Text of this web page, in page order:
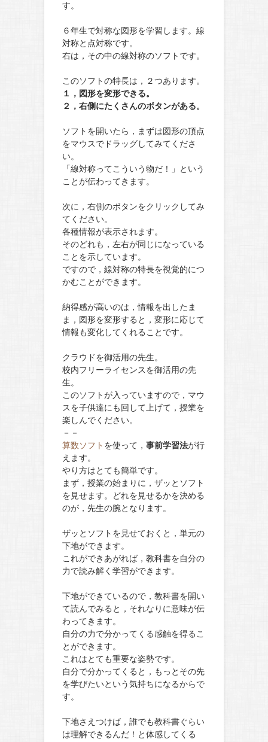
す。
６年生で対称な図形を学習します。線
対称と点対称です。
右は，その中の線対称のソフトです。
このソフトの特長は，２つあります。
１，図形を変形できる。
２，右側にたくさんのボタンがある。
ソフトを開いたら，まずは図形の頂点
をマウスでドラッグしてみてくださ
い。
「線対称ってこういう物だ！」という
ことが伝わってきます。
次に，右側のボタンをクリックしてみ
てください。
各種情報が表示されます。
そのどれも，左右が同じになっている
ことを示しています。
ですので，線対称の特長を視覚的につ
かむことができます。
納得感が高いのは，情報を出したま
ま，図形を変形すると，変形に応じて
情報も変化してくれることです。
クラウドを御活用の先生。
校内フリーライセンスを御活用の先
生。
このソフトが入っていますので，マウ
スを子供達にも回して上げて，授業を
楽しんでください。
－－
算数ソフト を使って， 事前学習法が行
えます。
やり方はとても簡単です。
まず，授業の始まりに，ザッとソフト
を見せます。どれを見せるかを決める
のが，先生の腕となります。
ザッとソフトを見せておくと，単元の
下地ができます。
これができあがれば，教科書を自分の
力で読み解く学習ができます。
下地ができているので，教科書を開い
て読んでみると，それなりに意味が伝
わってきます。
自分の力で分かってくる感触を得るこ
とができます。
これはとても重要な姿勢です。
自分で分かってくると，もっとその先
を学びたいという気持ちになるからで
す。
下地さえつけば，誰でも教科書ぐらい
は理解できるんだ！と体感してくる